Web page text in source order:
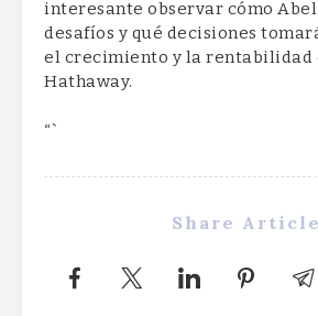
interesante observar cómo Abel
desafíos y qué decisiones
el crecimiento y la rentabilidad
Hathaway.
“`
Share Article